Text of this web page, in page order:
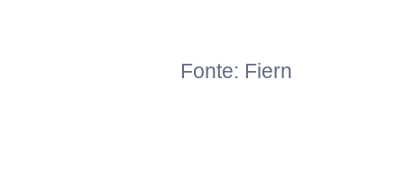
Fonte: Fiern